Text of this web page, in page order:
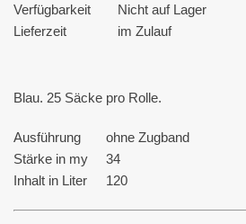
Verfügbarkeit
Nicht auf Lager
Lieferzeit
im Zulauf
Blau. 25 Säcke pro Rolle.
Ausführung
ohne Zugband
Stärke in my
34
Inhalt in Liter
120